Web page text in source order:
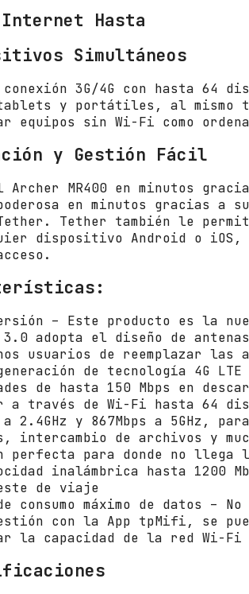
Hasta
Simultáneos
conexión 3G/4G con hasta 64
y portátiles, al mismo
equipos sin Wi-Fi como
y Gestión Fácil
Archer MR400 en minutos
en minutos gracias a
Tether también le
dispositivo Android o
– Este producto es la
adopta el diseño de
usuarios de reemplazar las
de tecnología 4G
de hasta 150 Mbps en
a través de Wi-Fi hasta 64
a 2.4GHz y 867Mbps a 5GHz,
intercambio de archivos y
perfecta para donde no llega
inalámbrica hasta
de viaje
consumo máximo de datos –
con la App tpMifi, se
la capacidad de la red Wi-Fi